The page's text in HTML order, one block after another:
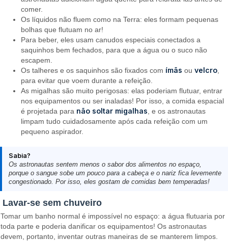
comer.
Os líquidos não fluem como na Terra: eles formam pequenas
bolhas que flutuam no ar!
Para beber, eles usam canudos especiais conectados a
saquinhos bem fechados, para que a água ou o suco não
escapem.
Os talheres e os saquinhos são fixados com ímãs ouvelcro
para evitar que voem durante a refeição.
As migalhas são muito perigosas: elas poderiam flutuar, entrar
nos equipamentos ou ser inaladas! Por isso, a comida espacial
é projetada para não soltar migalhas , e os astronautas
limpam tudo cuidadosamente após cada refeição com um
pequeno aspirador.
Sabia?
Os astronautas sentem menos o sabor dos alimentos no espaço,
porque o sangue sobe um pouco para a cabeça e o nariz fica levemente
congestionado. Por isso, eles gostam de comidas bem temperadas!
Lavar-se sem chuveiro
Tomar um banho normal é impossível no espaço: a água flutuaria por
toda parte e poderia danificar os equipamentos! Os astronautas
devem, portanto, inventar outras maneiras de se manterem limpos.